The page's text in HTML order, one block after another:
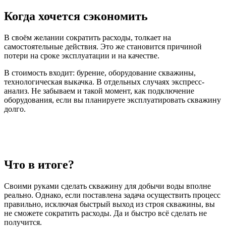
Когда хочется сэкономить
В своём желании сократить расходы, толкает на
самостоятельные действия. Это же становится причиной
потери на сроке эксплуатации и на качестве.
В стоимость входит: бурение, оборудование скважины,
технологическая выкачка. В отдельных случаях экспресс-
анализ. Не забываем и такой момент, как подключение
оборудования, если вы планируете эксплуатировать скважину
долго.
Что в итоге?
Своими руками сделать скважину для добычи воды вполне
реально. Однако, если поставлена задача осуществить процесс
правильно, исключая быстрый выход из строя скважины, вы
не сможете сократить расходы. Да и быстро всё сделать не
получится.